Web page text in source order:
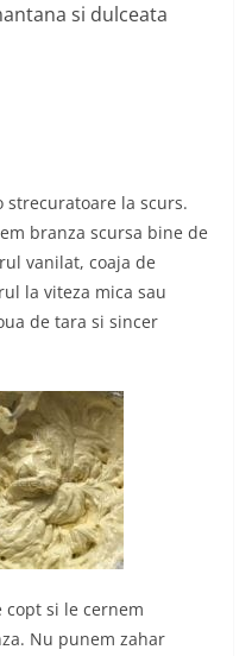
si dulceata
strecuratoare la scurs.
branza scursa bine de
vanilat, coaja de
la viteza mica sau
de tara si sincer
si le cernem
Nu punem zahar